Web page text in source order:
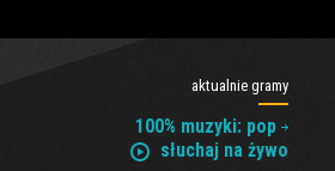
aktualnie gramy
100% muzyki: pop
słuchaj na żywo